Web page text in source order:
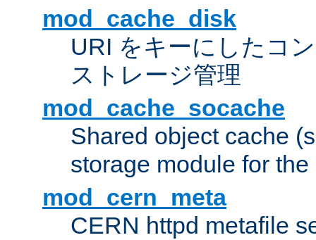
mod_cache_disk
URI をキーにしたコ
ストレージ管理
mod_cache_socache
Shared object cache
storage module for
mod_cern_meta
CERN httpd metafile